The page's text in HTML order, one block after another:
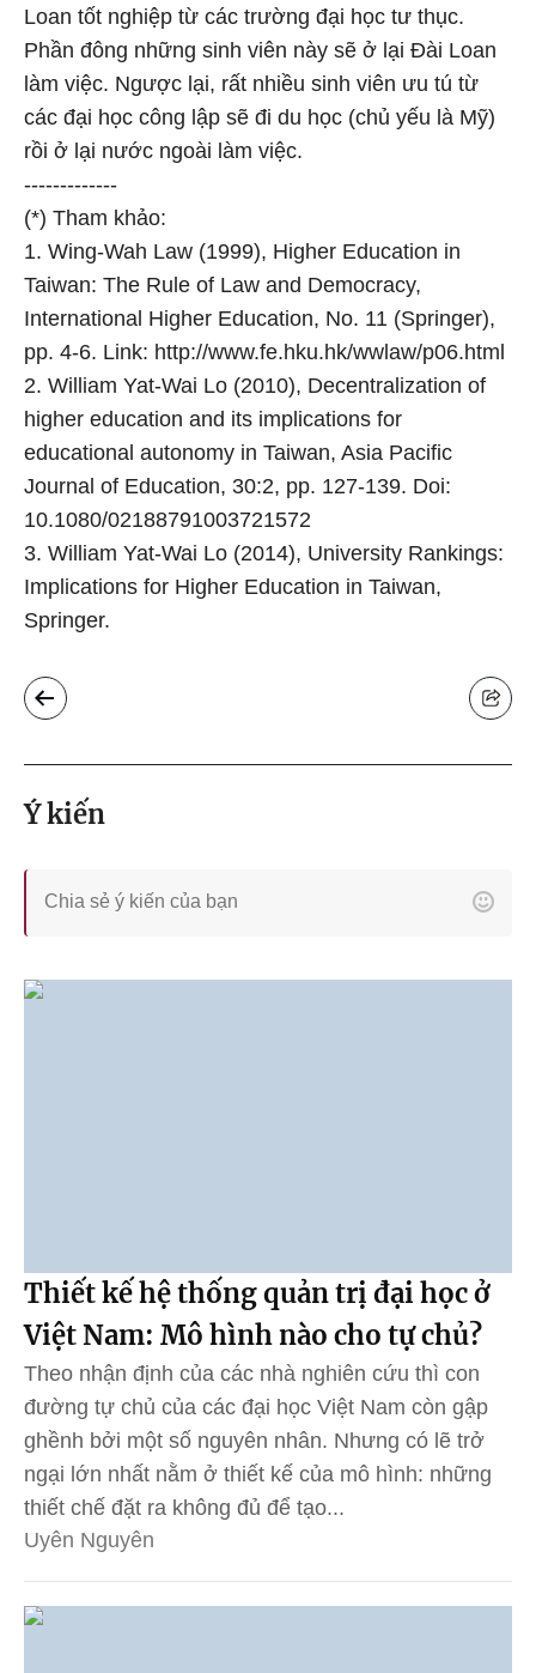
Loan tốt nghiệp từ các trường đại học tư thục.
Phần đông những sinh viên này sẽ ở lại Đài Loan
làm việc. Ngược lại, rất nhiều sinh viên ưu tú từ
các đại học công lập sẽ đi du học (chủ yếu là Mỹ)
rồi ở lại nước ngoài làm việc.
-------------
(*) Tham khảo:
1. Wing-Wah Law (1999), Higher Education in
Taiwan: The Rule of Law and Democracy,
International Higher Education, No. 11 (Springer),
pp. 4-6. Link: http://www.fe.hku.hk/wwlaw/p06.html
2. William Yat-Wai Lo (2010), Decentralization of
higher education and its implications for
educational autonomy in Taiwan, Asia Pacific
Journal of Education, 30:2, pp. 127-139. Doi:
10.1080/02188791003721572
3. William Yat-Wai Lo (2014), University Rankings:
Implications for Higher Education in Taiwan,
Springer.
Ý kiến
Thiết kế hệ thống quản trị đại học ở
Việt Nam: Mô hình nào cho tự chủ?
Theo nhận định của các nhà nghiên cứu thì con
đường tự chủ của các đại học Việt Nam còn gập
ghềnh bởi một số nguyên nhân. Nhưng có lẽ trở
ngại lớn nhất nằm ở thiết kế của mô hình: những
thiết chế đặt ra không đủ để tạo...
Uyên Nguyên